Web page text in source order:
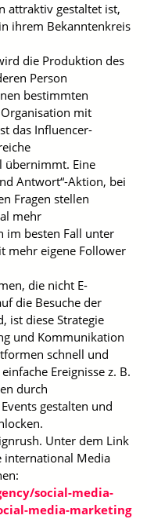
attraktiv gestaltet ist,
ihrem Bekanntenkreis
die Produktion des
Person
bestimmten
mit
das Influencer-
übernimmt. Eine
Antwort“-Aktion, bei
Fragen stellen
mehr
im besten Fall unter
mehr eigene Follower
die nicht E-
die Besuche der
ist diese Strategie
und Kommunikation
schnell und
Ereignisse z. B.
durch
gestalten und
Unter dem Link
international Media
social-media-
media-marketing